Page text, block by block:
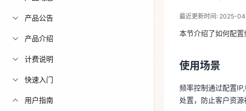
企业出海解决方案
助力您的业务扬帆出
爆款云主机全场特惠
产品公告
产品介绍
计费说明
快速入门
用户指南
最近更新时间: 2025-
使用场景
处置，防止客户资源
细粒度的匹配粒度
本节介绍了如何配置
使用场景
频率控制通过配置
处置，防止客户资源